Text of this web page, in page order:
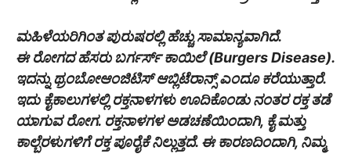
ಮಹಿಳೆಯರಿಗಿಂತ ಪುರುಷರಲ್ಲಿ ಹೆಚ್ಚು ಸಾಮಾನ್ಯವಾಗಿದೆ.
ಈ ರೋಗದ ಹೆಸರು ಬರ್ಗರ್ಸ್ ಕಾಯಿಲೆ (Burgers Disease).
ಇದನ್ನು ಥ್ರಂಬೋಆಂಜಿಟಿಸ್ ಆಬ್ಲಿಟೆರಾನ್ಸ್ ಎಂದೂ ಕರೆಯುತ್ತಾರೆ.
ಇದು ಕೈಕಾಲುಗಳಲ್ಲಿ ರಕ್ತನಾಳಗಳು ಊದಿಕೊಂಡು ನಂತರ ರಕ್ತ ತಡೆ
ಯಾಗುವ ರೋಗ. ರಕ್ತನಾಳಗಳ ಅಡಚಣೆಯಿಂದಾಗಿ, ಕೈ ಮತ್ತು
ಕಾಲ್ಬೆರಳುಗಳಿಗೆ ರಕ್ತ ಪೂರೈಕೆ ನಿಲ್ಲುತ್ತದೆ. ಈ ಕಾರಣದಿಂದಾಗಿ, ನಿಮ್ಮ